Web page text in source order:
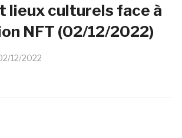
lieux culturels face à
NFT (02/12/2022)
12/2022